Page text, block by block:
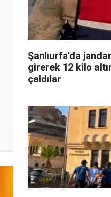
Şanlıurfa'da
girerek 12 kilo
çaldılar